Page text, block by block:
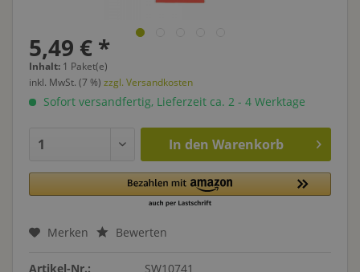
5,49 € *
Inhalt: 1 Paket(e)
inkl. MwSt. (7 %) zzgl. Versandkosten
Sofort versandfertig, Lieferzeit ca. 2 - 4 Werktage
In den Warenkorb
Merken Bewerten
Artikel-Nr.:
SW10741